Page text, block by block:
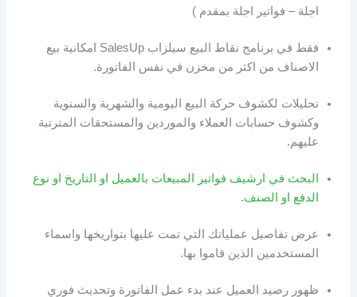
اجلة – فواتير اجلة بمقدم )
فقط في برنامج نقاط البيع سيلزاب SalesUp امكانية بيع
الاصناف من اكثر من مخزن في نفس الفاتورة.
تحليلات لكشوف حركة البيع اليومية والشهرية والسنوية
وكشوف حسابات العملاء والموردين والمستحقات المترتبة
عليهم.
البحث في ارشيف فواتير المبيعات بالعميل او التاريخ او نوع
الدفع او الصنف.
عرض تفاصيل عملياتك التي تمت عليها بتواريخها واسماء
المستخدمين الذين قاموا بها.
ظهور رصيد العميل عند بدء عمل الفاتورة وتحديث فوري